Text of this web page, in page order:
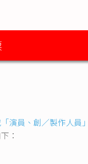
演員、創／製作人員
：